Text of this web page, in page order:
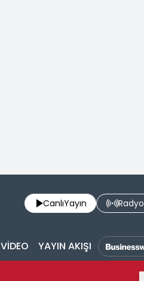
CanlıYayın Radyo
VİDEO YAYIN AKIŞI